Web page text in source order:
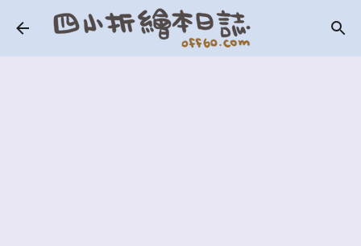
跳到主要內容